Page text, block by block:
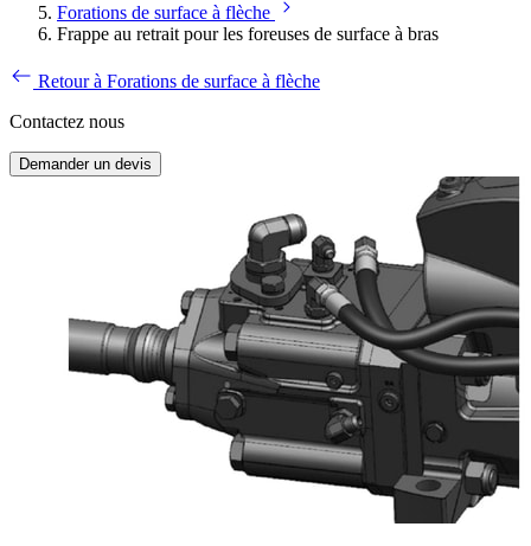
Forations de surface à flèche
Frappe au retrait pour les foreuses de surface à bras
Retour à Forations de surface à flèche
Contactez nous
Demander un devis